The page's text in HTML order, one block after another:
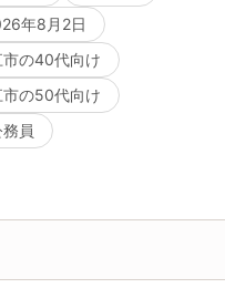
年8月2日
市の40代向け
市の50代向け
員